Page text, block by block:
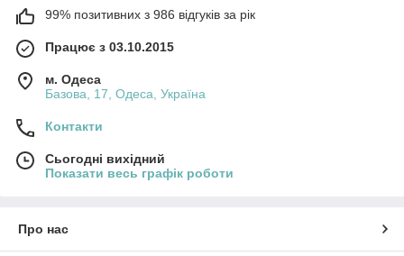
99% позитивних з 986 відгуків за рік
Працює з 03.10.2015
м. Одеса
Базова, 17, Одеса, Україна
Контакти
Сьогодні вихідний
Показати весь графік роботи
Про нас